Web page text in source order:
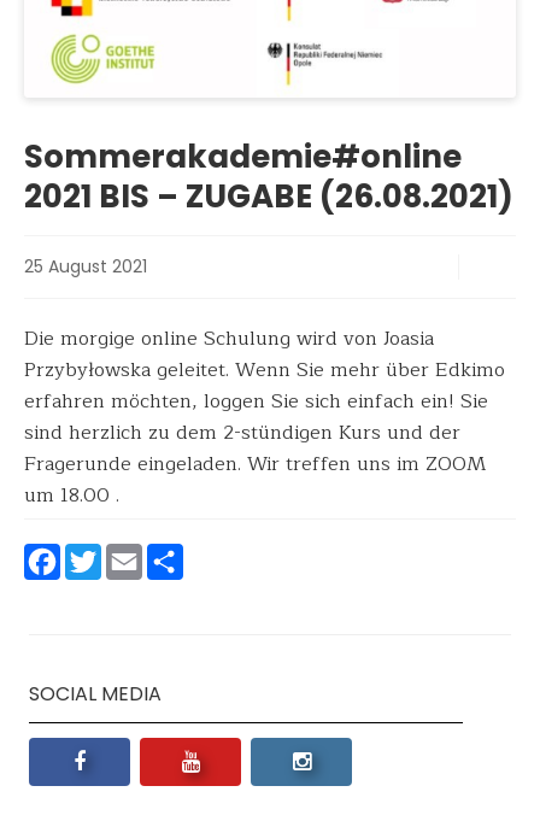
Sommerakademie#online
2021 BIS – ZUGABE (26.08.2021)
25 August 2021
Die morgige online Schulung wird von Joasia
Przybyłowska geleitet. Wenn Sie mehr über Edkimo
erfahren möchten, loggen Sie sich einfach ein! Sie
sind herzlich zu dem 2-stündigen Kurs und der
Fragerunde eingeladen. Wir treffen uns im ZOOM
um 18.00 .
Facebook
Twitter
Email
SOCIAL MEDIA